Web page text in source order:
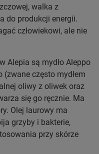
walka z
do produkcji energii.
człowiekowi, ale nie
Alepia są mydło Aleppo
(zwane często mydłem
oliwy z oliwek oraz
się go ręcznie. Ma
Olej laurowy ma
grzyby i bakterie,
przy skórze